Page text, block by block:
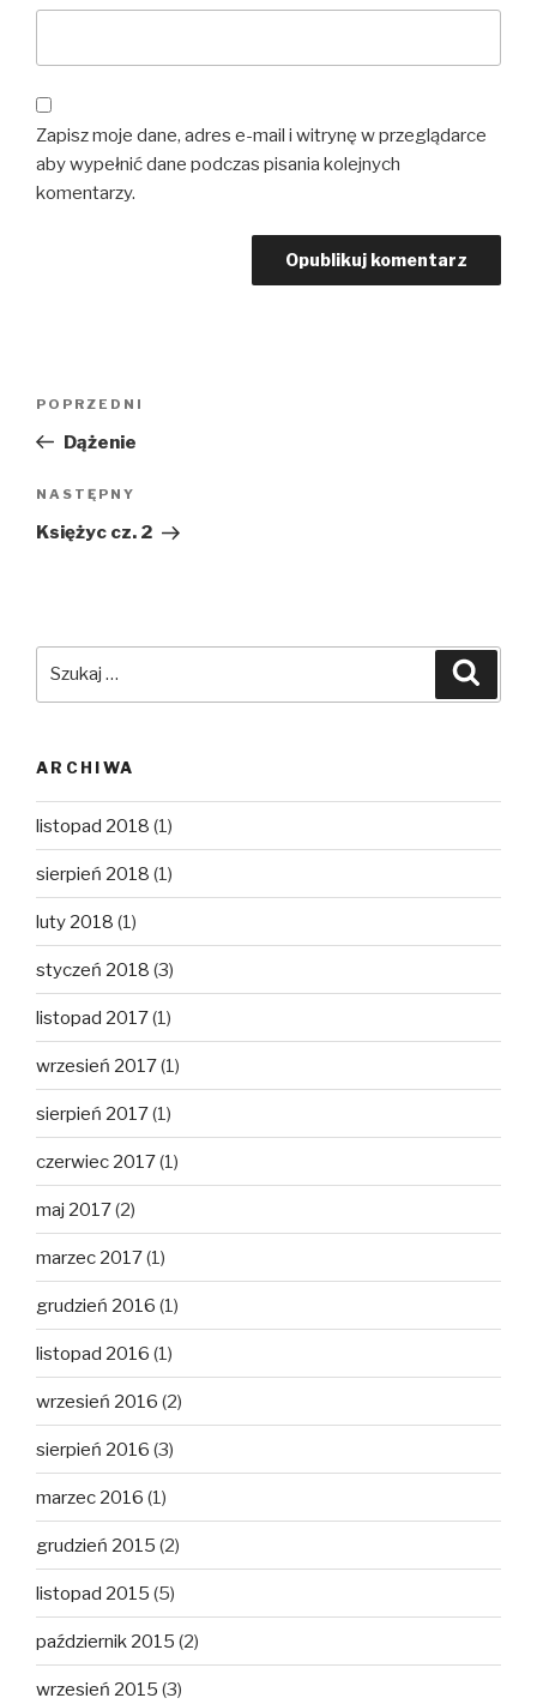
Zapisz moje dane, adres e-mail i witrynę w przeglądarce
aby wypełnić dane podczas pisania kolejnych
komentarzy.
Poprzedni
wpis
POPRZEDNI
Dążenie
Następny
wpis
NASTĘPNY
Księżyc cz. 2
ARCHIWA
listopad 2018 (1)
sierpień 2018 (1)
luty 2018 (1)
styczeń 2018 (3)
listopad 2017(1)
wrzesień 2017(1)
sierpień 2017(1)
czerwiec 2017(1)
maj 2017(2)
marzec 2017(1)
grudzień 2016 (1)
listopad 2016 (1)
wrzesień 2016 (2)
sierpień 2016 (3)
marzec 2016 (1)
grudzień 2015 (2)
listopad 2015 (5)
październik 2015 (2)
wrzesień 2015 (3)